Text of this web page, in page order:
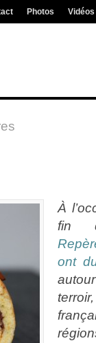
Photos Vidéos
À
fin
ont